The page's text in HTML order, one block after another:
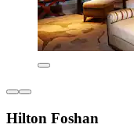
Hilton Foshan